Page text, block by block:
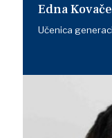
Edna
Učenica